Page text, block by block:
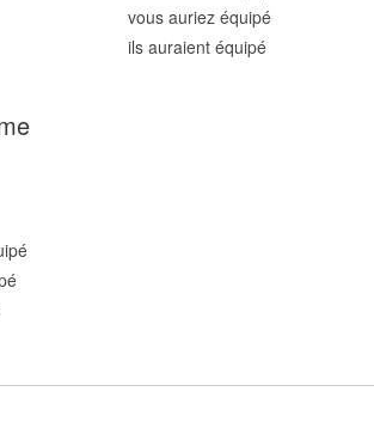
vous auriez équipé
ils auraient équipé
é
é